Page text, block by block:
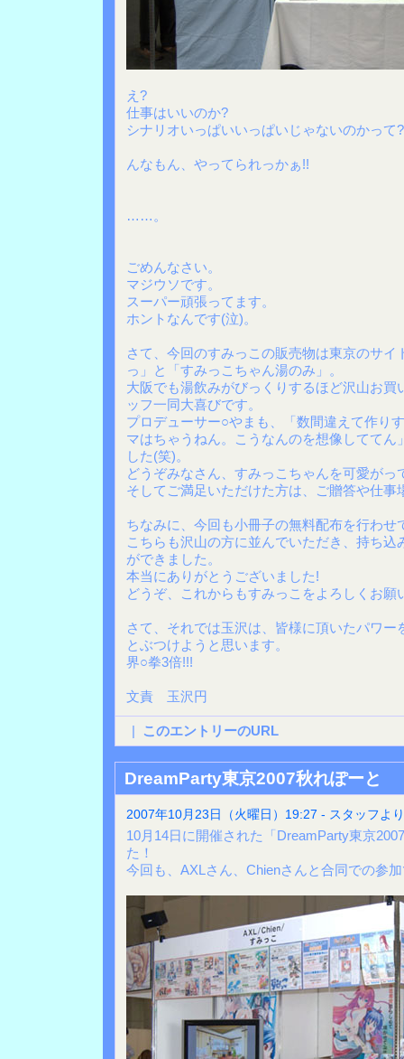
え?
仕事はいいのか?
シナリオいっぱいいっぱいじゃないのかって?
んなもん、やってられっかぁ!!
……。
ごめんなさい。
マジウソです。
スーパー頑張ってます。
ホントなんです(泣)。
さて、今回のすみっこの販売物は東京のサイ
っ」と「すみっこちゃん湯のみ」。
大阪でも湯飲みがびっくりするほど沢山お買
ッフ一同大喜びです。
プロデューサー○やまも、「数間違えて作り
マはちゃうねん。こうなんのを想像しててん
した(笑)。
どうぞみなさん、すみっこちゃんを可愛がっ
そしてご満足いただけた方は、ご贈答や仕事
ちなみに、今回も小冊子の無料配布を行わせ
こちらも沢山の方に並んでいただき、持ち
ができました。
本当にありがとうございました!
どうぞ、これからもすみっこをよろしくお願
さて、それでは玉沢は、皆様に頂いたパワ
とぶつけようと思います。
界○拳3倍!!!
文責 玉沢円
| このエントリーのURL
DreamParty東京2007秋れぽーと
2007年10月23日（火曜日）19:27 - スタッフより
10月14日に開催された「DreamParty東京
た！
今回も、AXLさん、Chienさんと合同での参